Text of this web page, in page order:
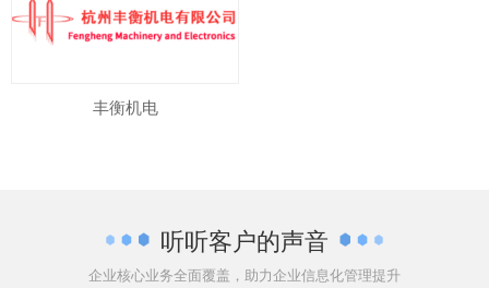
丰衡机电
听听客户的声音
企业核心业务全面覆盖，助力企业信息化管理提升